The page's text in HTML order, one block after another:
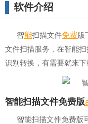
软件介绍
智能扫描文件免费版
文件扫描服务，在智能
识别转换，有需要就来下
智能扫描文件免费版
智能扫描文件免费版